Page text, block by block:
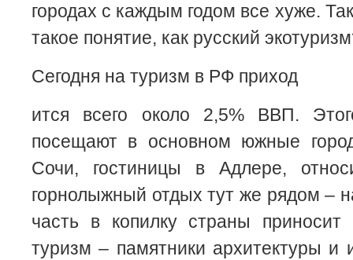
городах с каждым годом все хуже.
такое понятие, как русский
Сегодня на туризм в РФ приход
ится всего около 2,5% ВВП.
посещают в основном южные
Сочи, гостиницы в Адлере,
горнолыжный отдых тут же рядом –
часть в копилку страны приносит
туризм – памятники архитектуры и